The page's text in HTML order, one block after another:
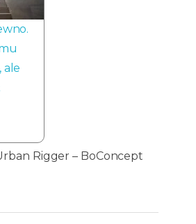
ale
Rigger – BoConcept